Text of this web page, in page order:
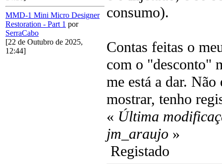
MMD-1 Mini Micro Designer
Restoration - Part 1 por
SerraCabo
[22 de Outubro de 2025,
12:44]
consumo).
Contas feitas o
com o "desconto"
me está a dar.
mostrar, tenho
« Última
jm_araujo »
Registado